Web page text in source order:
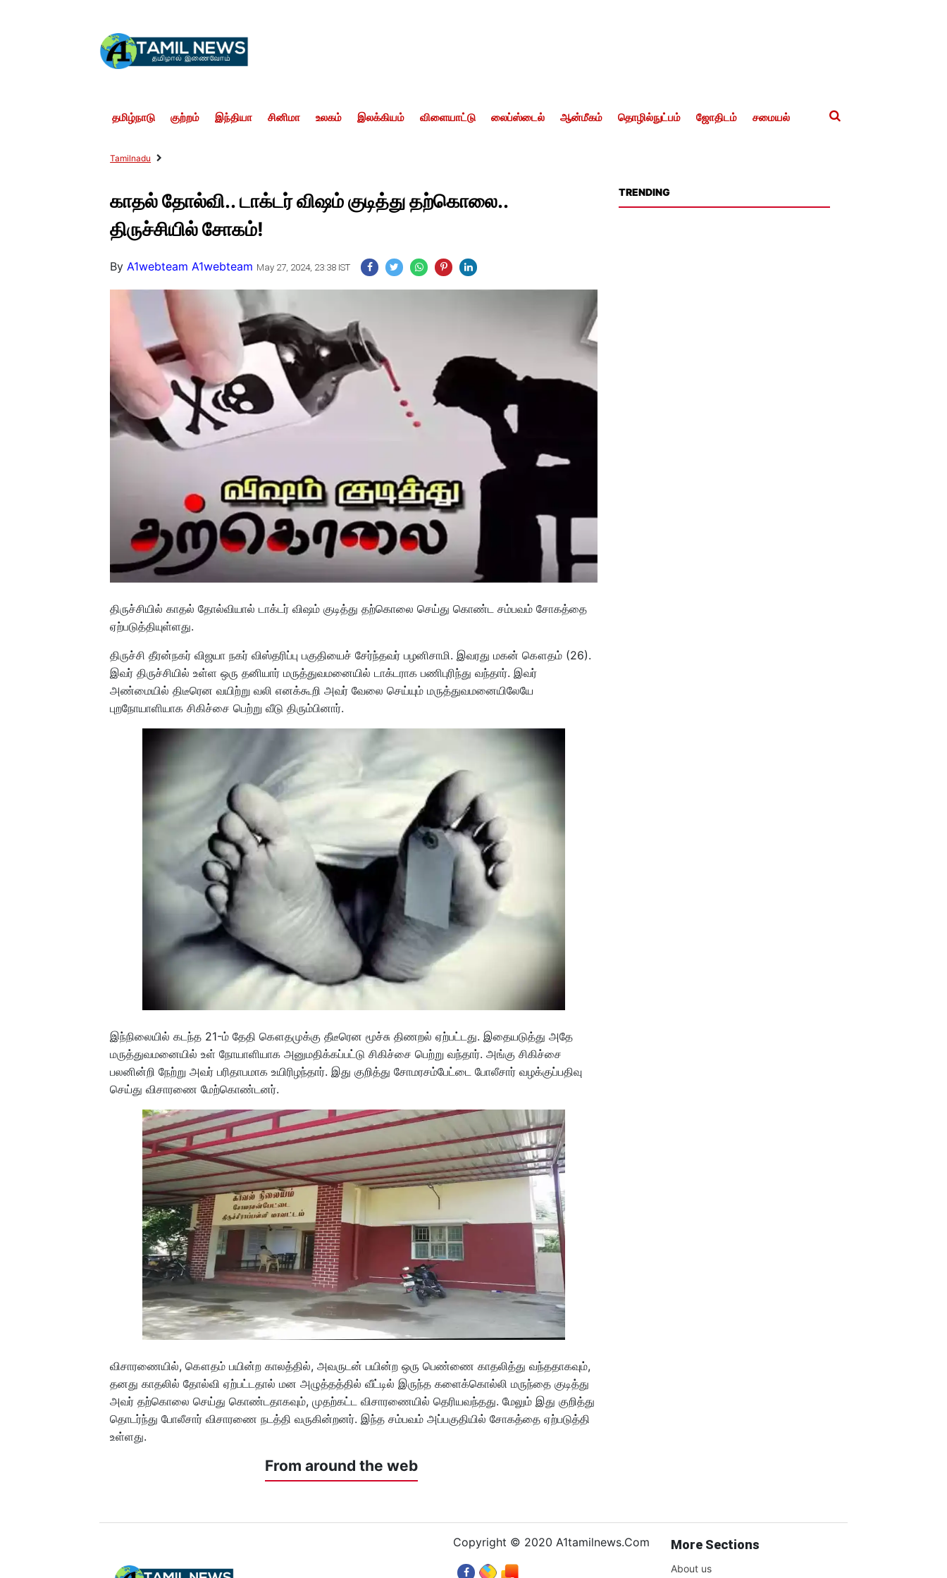
தமிழ்நாடு குற்றம் இந்தியா சினிமா உலகம் இலக்கியம் விளையாட்டு லைப்ஸ்டைல் ஆன்மீகம் தொழில்நுட்பம் ஜோதிடம் சமையல்
Tamilnadu
காதல் தோல்வி.. டாக்டர் விஷம் குடித்து தற்கொலை..
திருச்சியில் சோகம்!
ByA1webteam A1webteam May 27, 2024, 23:38 IST
திருச்சியில் காதல் தோல்வியால் டாக்டர் விஷம் குடித்து தற்கொலை செய்து கொண்ட சம்பவம் சோகத்தை
ஏற்படுத்தியுள்ளது.
திருச்சி தீரன்நகர் விஜயா நகர் விஸ்தரிப்பு பகுதியைச் சேர்ந்தவர் பழனிசாமி. இவரது மகன் கௌதம் (26).
இவர் திருச்சியில் உள்ள ஒரு தனியார் மருத்துவமனையில் டாக்டராக பணிபுரிந்து வந்தார். இவர்
அண்மையில் திடீரென வயிற்று வலி எனக்கூறி அவர் வேலை செய்யும் மருத்துவமனையிலேயே
புறநோயாளியாக சிகிச்சை பெற்று வீடு திரும்பினார்.
இந்நிலையில் கடந்த 21-ம் தேதி கௌதமுக்கு தீடீரென மூச்சு திணறல் ஏற்பட்டது. இதையடுத்து அதே
மருத்துவமனையில் உள் நோயாளியாக அனுமதிக்கப்பட்டு சிகிச்சை பெற்று வந்தார். அங்கு சிகிச்சை
பலனின்றி நேற்று அவர் பரிதாபமாக உயிரிழந்தார். இது குறித்து சோமரசம்பேட்டை போலீசார் வழக்குப்பதிவு
செய்து விசாரணை மேற்கொண்டனர்.
விசாரணையில், கௌதம் பயின்ற காலத்தில், அவருடன் பயின்ற ஒரு பெண்ணை காதலித்து வந்ததாகவும்,
தனது காதலில் தோல்வி ஏற்பட்டதால் மன அழுத்தத்தில் வீட்டில் இருந்த களைக்கொல்லி மருந்தை குடித்து
அவர் தற்கொலை செய்து கொண்டதாகவும், முதற்கட்ட விசாரணையில் தெரியவந்தது. மேலும் இது குறித்து
தொடர்ந்து போலீசார் விசாரணை நடத்தி வருகின்றனர். இந்த சம்பவம் அப்பகுதியில் சோகத்தை ஏற்படுத்தி
உள்ளது.
From around the web
TRENDING
Copyright © 2020 A1tamilnews.Com More Sections
About us